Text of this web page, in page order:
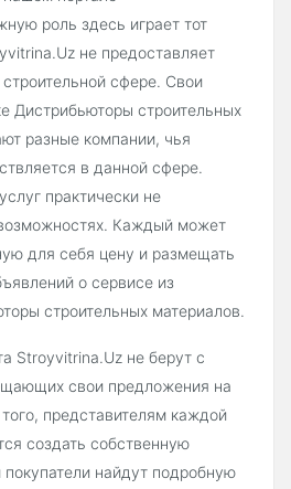
роль здесь играет тот
не предоставляет
сфере. Свои
Дистрибьюторы строительных
разные компании, чья
в данной сфере.
практически не
Каждый может
для себя цену и размещать
о сервисе из
строительных материалов.
Stroyvitrina.Uz не берут с
свои предложения на
представителям каждой
создать собственную
покупатели найдут подробную